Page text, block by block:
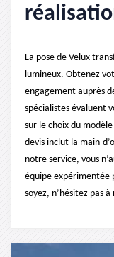
La pose de Velux
lumineux. Obtenez
engagement auprès
spécialistes évaluent
sur le choix du
devis inclut la main-
notre service, vous
équipe expérimentée
soyez, n’hésitez pas